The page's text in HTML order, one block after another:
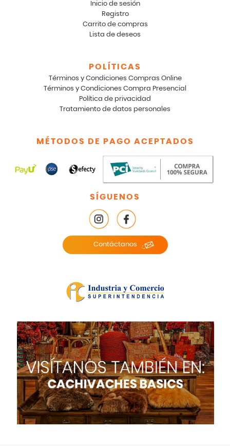
Inicio de sesión
Registro
Carrito de compras
Lista de deseos
POLÍTICAS
Términos y Condiciones Compras Online
Términos y Condiciones Compra Presencial
Política de privacidad
Tratamiento de datos personales
MÉTODOS DE PAGO ACEPTADOS
SÍGUENOS
Contáctanos